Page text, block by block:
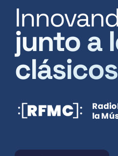
junto a
clásicos